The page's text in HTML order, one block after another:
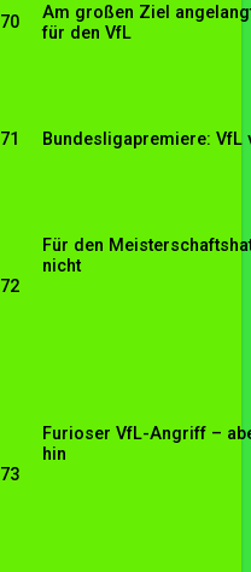
Am großen Ziel
für den VfL
Bundesligapremiere:
Für den
nicht
Furioser VfL-Angriff –
hin